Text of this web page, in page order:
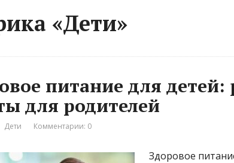
«Дети»
питание для
для родителей
Дети Комментарии: 0
Здоровое